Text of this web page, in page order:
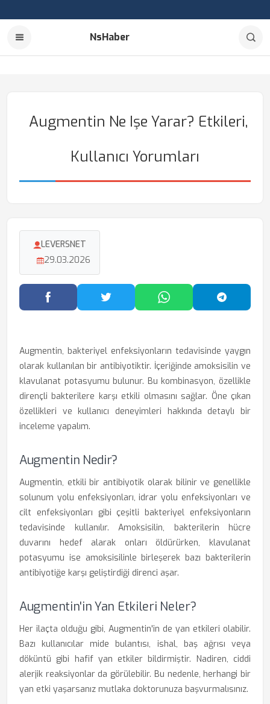
NsHaber
Augmentin Ne Işe Yarar? Etkileri,
Kullanıcı Yorumları
LEVERSNET
29.03.2026
Facebook'ta PaylaşTwitter'da PaylaşWhatsApp'ta Paylaş
Augmentin, bakteriyel enfeksiyonların tedavisinde yaygın
olarak kullanılan bir antibiyotiktir. İçeriğinde amoksisilin ve
klavulanat potasyumu bulunur. Bu kombinasyon, özellikle
dirençli bakterilere karşı etkili olmasını sağlar. Öne çıkan
özellikleri ve kullanıcı deneyimleri hakkında detaylı bir
inceleme yapalım.
Augmentin Nedir?
Augmentin, etkili bir antibiyotik olarak bilinir ve genellikle
solunum yolu enfeksiyonları, idrar yolu enfeksiyonları ve
cilt enfeksiyonları gibi çeşitli bakteriyel enfeksiyonların
tedavisinde kullanılır. Amoksisilin, bakterilerin hücre
duvarını hedef alarak onları öldürürken, klavulanat
potasyumu ise amoksisilinle birleşerek bazı bakterilerin
antibiyotiğe karşı geliştirdiği direnci aşar.
Augmentin'in Yan Etkileri Neler?
Her ilaçta olduğu gibi, Augmentin'in de yan etkileri olabilir.
Bazı kullanıcılar mide bulantısı, ishal, baş ağrısı veya
döküntü gibi hafif yan etkiler bildirmiştir. Nadiren, ciddi
alerjik reaksiyonlar da görülebilir. Bu nedenle, herhangi bir
yan etki yaşarsanız mutlaka doktorunuza başvurmalısınız.